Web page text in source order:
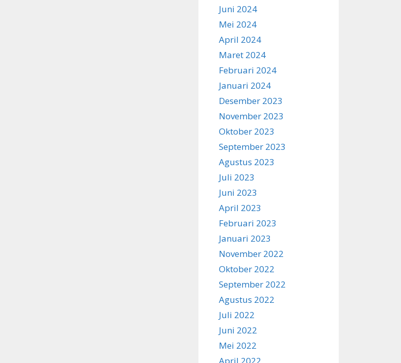
Juni 2024
Mei 2024
April 2024
Maret 2024
Februari 2024
Januari 2024
Desember 2023
November 2023
Oktober 2023
September 2023
Agustus 2023
Juli 2023
Juni 2023
April 2023
Februari 2023
Januari 2023
November 2022
Oktober 2022
September 2022
Agustus 2022
Juli 2022
Juni 2022
Mei 2022